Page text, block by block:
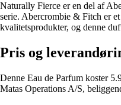
Naturally Fierce er en del af
serie. Abercrombie & Fitch er
kvalitetsprodukter, og denne
Pris og
Denne Eau de Parfum koster
Matas Operations A/S,